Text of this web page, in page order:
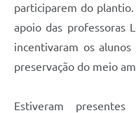
participarem do
apoio das professoras
incentivaram os
preservação do meio
Estiveram